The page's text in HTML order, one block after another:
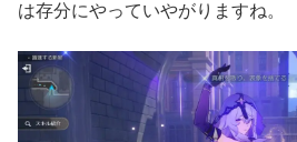
は存分にやっていやがりますね。